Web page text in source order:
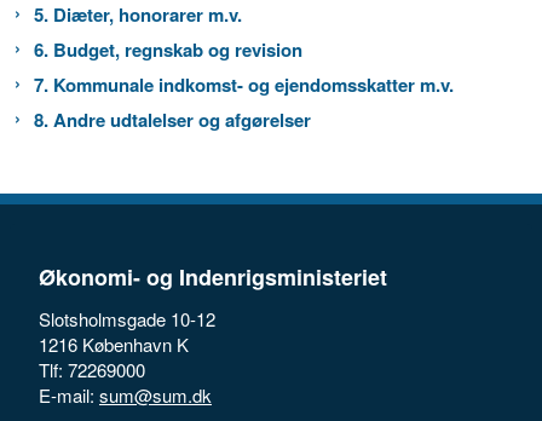
5. Diæter, honorarer m.v.
6. Budget, regnskab og revision
7. Kommunale indkomst- og ejendomsskatter m.v.
8. Andre udtalelser og afgørelser
Økonomi- og Indenrigsministeriet
Slotsholmsgade 10-12
1216 København K
Tlf: 72269000
E-mail: sum@sum.dk